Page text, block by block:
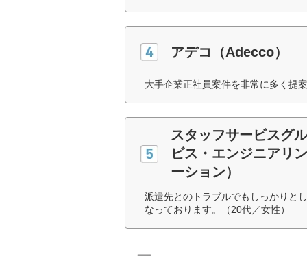
アデコ（Adecco）
大手企業正社員案件を非常に多く提
スタッフサービスグ
ビス・エンジニアリ
ーション）
派遣先とのトラブルでもしっかりと
なっております。（20代／女性）